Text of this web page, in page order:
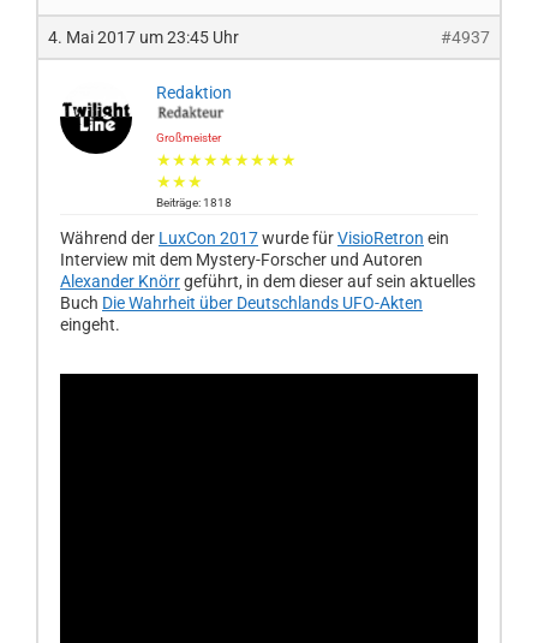
4. Mai 2017 um 23:45 Uhr #4937
Redaktion
Großmeister
★★★★★★★★★
★★★
Beiträge: 1818
Während der LuxCon 2017wurde fürVisioRetron ein
Interview mit dem Mystery-Forscher und Autoren
Alexander Knörrgeführt, in dem dieser auf sein aktuelles
Buch Die Wahrheit über Deutschlands UFO-Akten
eingeht.